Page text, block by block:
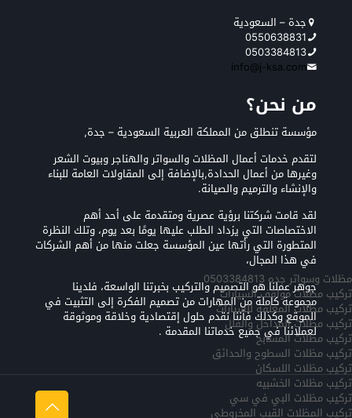
جدة – السعودية
0550638831
0503384813
info@j-ksa.com
من نحن؟
مؤسسة تنطلق من المملكة العربية السعودية – جدة,
لتقدم خدمات أعمال المظلات والسواتر والهناجر وبيوت الشعر
وغيرها من أعمال الحدادة,بالإضافة إلى المقاولات العامة للبناء
والإنشاء والترميم والصيانة.
لقد قامت شركتنا برؤية عصرية ومتقدمة على أحد أهم
الاختصاصات التي يزداد الطلب عليها يومًا بعد يوم، وتلك النظرة
المتطورة التي رأتها عين المؤسسة جعلت منها من أهم الشركات
في هذا المجال،
جوهر عملنا هو التصميم والتركيب بخبرتنا الواسعة، فلدينا
مجموعة كاملة من المهارات من تصميم الفكرة إلى التثبيت في
الموقع وكذلك فأننا نقدم حلول إقتصادية وخلاقة وموثوقة
لعملائنا في جميع خدماتنا المقدمة .
مظلات وسواتر جده 0503384813
تركيب مظلات مواقف السيارات
تركيب مظلات المعلقه للسيارات
تركيب مظلات المداخل والفلل
تركيب مظلات المسابح
تركيب مظلات السطوح والحدائق
تركيب مظلات اللسكان
تركيب مظلات الخشبيه
تركيب مظلات البي في سي
تركيب المظلات القبب المخروطي